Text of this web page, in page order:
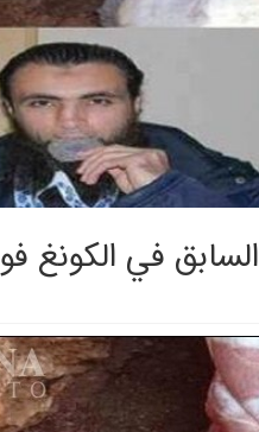
في الكونغ فو